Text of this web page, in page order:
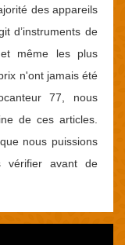
des appareils
d’instruments de
même les plus
n'ont jamais été
77, nous
de ces articles.
nous puissions
vérifier avant de